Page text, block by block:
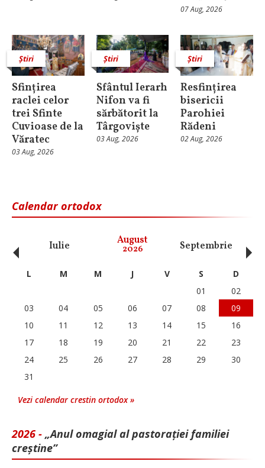
07 Aug, 2026
Știri
Sfințirea
raclei celor
trei Sfinte
Cuvioase de la
Văratec
03 Aug, 2026
Știri
Sfântul Ierarh
Nifon va fi
sărbătorit la
Târgoviște
03 Aug, 2026
Știri
Resfințirea
bisericii
Parohiei
Rădeni
02 Aug, 2026
Calendar ortodox
Iulie August
2026 Septembrie
‹ L M M J V S
D
01
02
03
04 05 06 07 08
09
10
11 12 13 14 15
16
17
18 19 20 21 22
23
24
25 26 27 28 29
30
31
Vezi calendar crestin ortodox »
2026 - „Anul omagial al pastorației familiei
creștine”